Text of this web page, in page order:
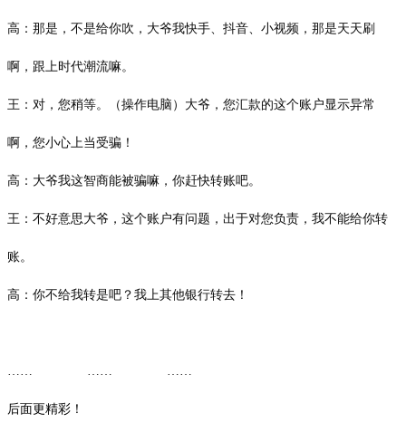
高：那是，不是给你吹，大爷我快手、抖音、小视频，那是天天刷
啊，跟上时代潮流嘛。
王：对，您稍等。（操作电脑）大爷，您汇款的这个账户显示异常
啊，您小心上当受骗！
高：大爷我这智商能被骗嘛，你赶快转账吧。
王：不好意思大爷，这个账户有问题，出于对您负责，我不能给你转
账。
高：你不给我转是吧？我上其他银行转去！
后面更精彩！